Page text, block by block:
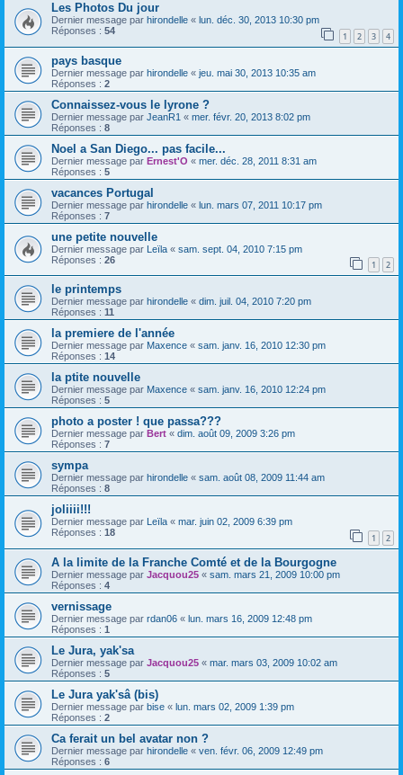
Les Photos Du jour
Dernier message par hirondelle « lun. déc. 30, 2013 10:30 pm
Réponses : 54 1 2 3 4
pays basque
Dernier message par hirondelle « jeu. mai 30, 2013 10:35 am
Réponses : 2
Connaissez-vous le lyrone ?
Dernier message par JeanR1 « mer. févr. 20, 2013 8:02 pm
Réponses : 8
Noel a San Diego... pas facile...
Dernier message par Ernest'O « mer. déc. 28, 2011 8:31 am
Réponses : 5
vacances Portugal
Dernier message par hirondelle « lun. mars 07, 2011 10:17 pm
Réponses : 7
une petite nouvelle
Dernier message par Leïla « sam. sept. 04, 2010 7:15 pm
Réponses : 26 1 2
le printemps
Dernier message par hirondelle « dim. juil. 04, 2010 7:20 pm
Réponses : 11
la premiere de l'année
Dernier message par Maxence « sam. janv. 16, 2010 12:30 pm
Réponses : 14
la ptite nouvelle
Dernier message par Maxence « sam. janv. 16, 2010 12:24 pm
Réponses : 5
photo a poster ! que passa???
Dernier message par Bert « dim. août 09, 2009 3:26 pm
Réponses : 7
sympa
Dernier message par hirondelle « sam. août 08, 2009 11:44 am
Réponses : 8
joliiii!!!
Dernier message par Leïla « mar. juin 02, 2009 6:39 pm
Réponses : 18 1 2
A la limite de la Franche Comté et de la Bourgogne
Dernier message par Jacquou25 « sam. mars 21, 2009 10:00 pm
Réponses : 4
vernissage
Dernier message par rdan06 « lun. mars 16, 2009 12:48 pm
Réponses : 1
Le Jura, yak'sa
Dernier message par Jacquou25 « mar. mars 03, 2009 10:02 am
Réponses : 5
Le Jura yak'sâ (bis)
Dernier message par bise « lun. mars 02, 2009 1:39 pm
Réponses : 2
Ca ferait un bel avatar non ?
Dernier message par hirondelle « ven. févr. 06, 2009 12:49 pm
Réponses : 6